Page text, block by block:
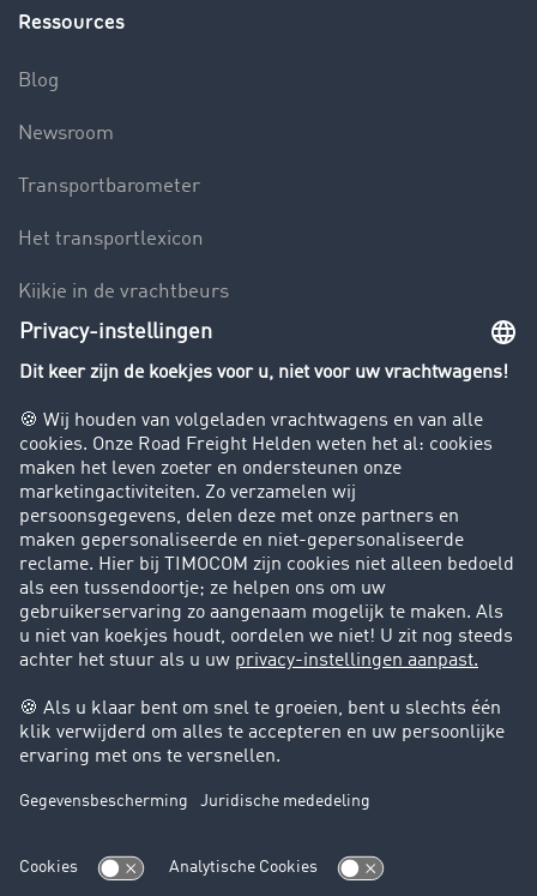
Ressources
Blog
Newsroom
Transportbarometer
Het transportlexicon
Kijkje in de vrachtbeurs
Rijverbod voor vrachtwagens
Bedrijf
Success Stories
Klanten werven klanten
Support
Contact
Juridische informatie
Juridische info
Algemene voorwaarden